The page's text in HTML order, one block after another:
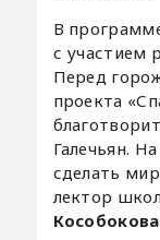
В
с участием
Перед
проекта
Галечьян.
сделать
лектор
Кособокова